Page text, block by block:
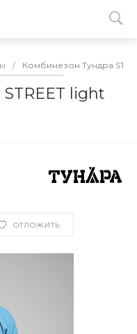
/ Комбинезон Тундра
light
ОТЛОЖИТЬ